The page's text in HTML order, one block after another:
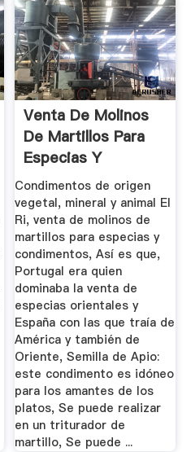
Venta De Molinos
De Martillos Para
Especias Y
Condimentos
Condimentos de origen
vegetal, mineral y animal El
Ri, venta de molinos de
martillos para especias y
condimentos, Así es que,
Portugal era quien
dominaba la venta de
especias orientales y
España con las que traía de
América y también de
Oriente, Semilla de Apio:
este condimento es idóneo
para los amantes de los
platos, Se puede realizar
en un triturador de
martillo, Se puede ...